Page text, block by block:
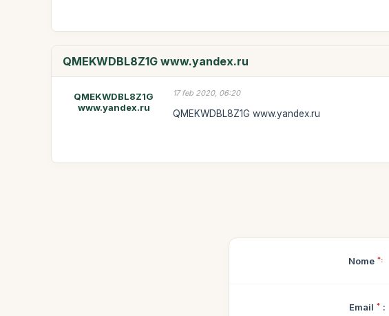
QMEKWDBL8Z1G www.yandex.ru
QMEKWDBL8Z1G
www.yandex.ru
17 feb 2020, 06:20
QMEKWDBL8Z1G www.yandex.ru
Nome *:
Email * :